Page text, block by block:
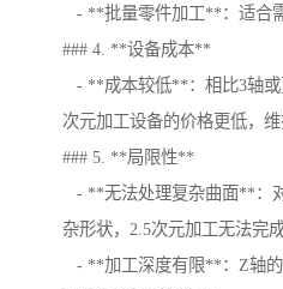
- **批量零件加工**：适合
### 4. **设备成本**
- **成本较低**：相比3轴或
次元加工设备的价格更低，维
### 5. **局限性**
- **无法处理复杂曲面**：
杂形状，2.5次元加工无法完成
- **加工深度有限**：Z轴